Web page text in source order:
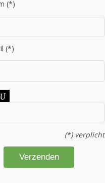
(*)
(*)
(*) verplicht